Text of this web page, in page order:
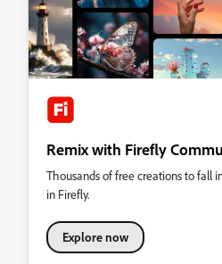
Remix with Firefly
Thousands of free creations to fall
in Firefly.
Explore now